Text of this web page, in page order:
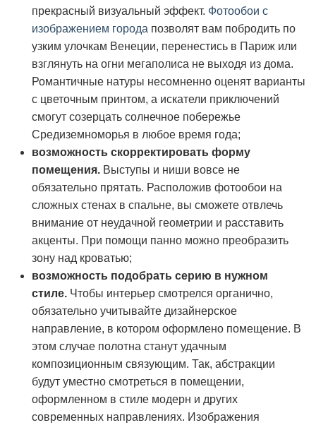
прекрасный визуальный эффект. Фотообои с
изображением города позволят вам побродить по
узким улочкам Венеции, перенестись в Париж или
взглянуть на огни мегаполиса не выходя из дома.
Романтичные натуры несомненно оценят варианты
с цветочным принтом, а искатели приключений
смогут созерцать солнечное побережье
Средиземноморья в любое время года;
возможность скорректировать форму
помещения. Выступы и ниши вовсе не
обязательно прятать. Расположив фотообои на
сложных стенах в спальне, вы сможете отвлечь
внимание от неудачной геометрии и расставить
акценты. При помощи панно можно преобразить
зону над кроватью;
возможность подобрать серию в нужном
стиле. Чтобы интерьер смотрелся органично,
обязательно учитывайте дизайнерское
направление, в котором оформлено помещение. В
этом случае полотна станут удачным
композиционным связующим. Так, абстракции
будут уместно смотреться в помещении,
оформленном в стиле модерн и других
современных направлениях. Изображения